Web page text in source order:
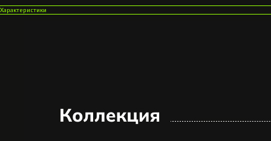
Характеристики